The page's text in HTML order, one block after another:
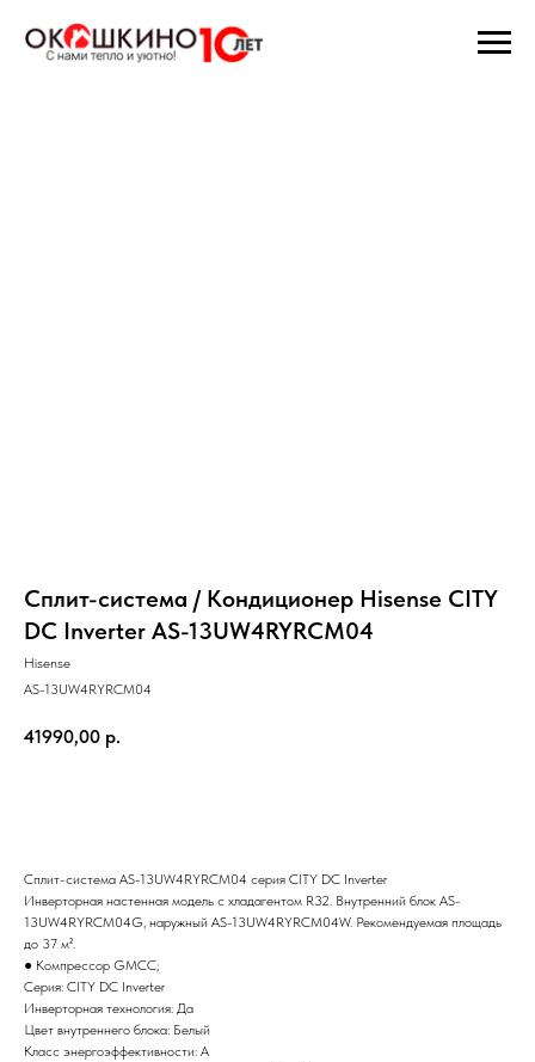
Сплит-система / Кондиционер Hisense CITY
DC Inverter AS-13UW4RYRCM04
Hisense
AS-13UW4RYRCM04
41990,00 р.
Сплит-система AS-13UW4RYRCM04 серия CITY DC Inverter
Инверторная настенная модель с хладагентом R32. Внутренний блок AS-
13UW4RYRCM04G, наружный AS-13UW4RYRCM04W. Рекомендуемая площадь
до 37 м².
● Компрессор GMCC;
Серия: CITY DC Inverter
Инверторная технология: Да
Цвет внутреннего блока: Белый
Класс энергоэффективности: A